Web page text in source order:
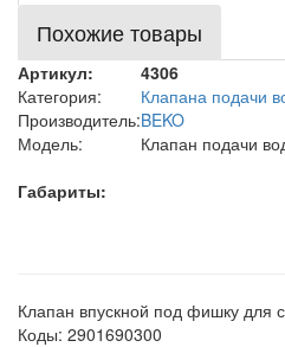
Похожие товары
Артикул:
4306
Категория:
Клапана подачи
Производитель:BEKO
Модель:
Клапан подачи
Габариты:
Клапан впускной под фишку для
Коды: 2901690300